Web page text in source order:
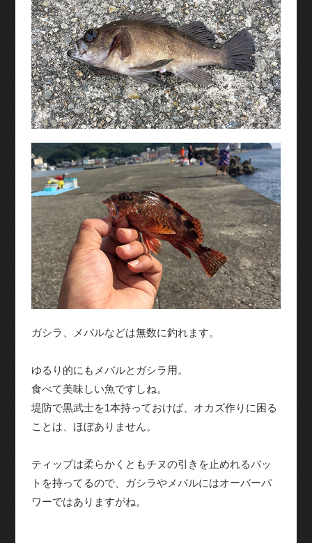
ガシラ、メバルなどは無数に釣れます。
ゆるり的にもメバルとガシラ用。
食べて美味しい魚ですしね。
堤防で黒武士を1本持っておけば、オカズ作りに困る
ことは、ほぼありません。
ティップは柔らかくともチヌの引きを止めれるバッ
トを持ってるので、ガシラやメバルにはオーバーパ
ワーではありますがね。